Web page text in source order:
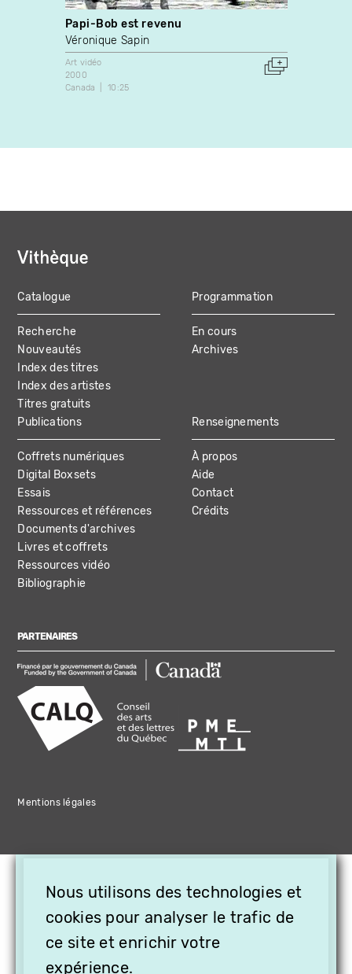
Papi-Bob est revenu
Véronique Sapin
Art vidéo
2000
Canada
10:25
MAIN
NAVIGATION
Catalogue
Recherche
Nouveautés
Index des titres
Index des artistes
Titres gratuits
Programmation
En cours
Archives
Publications
Coffrets numériques
Digital Boxsets
Essais
Ressources et références
Documents d'archives
Livres et coffrets
Ressources vidéo
Bibliographie
Renseignements
À propos
Aide
Contact
Crédits
PARTENAIRES
Mentions légales
Nous utilisons des technologies et
cookies pour analyser le trafic de
ce site et enrichir votre
expérience.
OFFREZ LA VIDÉO EN
CADEAU, ABONNEZ VOS
PROCHES À VITHÈQUE !